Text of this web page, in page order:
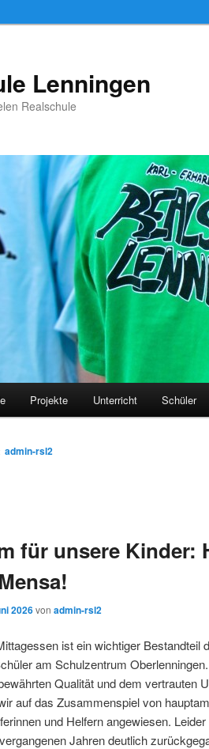
Lenningen
Realschule
Projekte Unterricht Schüler
admin-rsl2
für unsere Kinder:
2026von admin-rsl2
ist ein wichtiger Bestandteil
am Schulzentrum
Qualität und dem vertrauten
auf das Zusammenspiel von
und Helfern angewiesen.
Jahren deutlich